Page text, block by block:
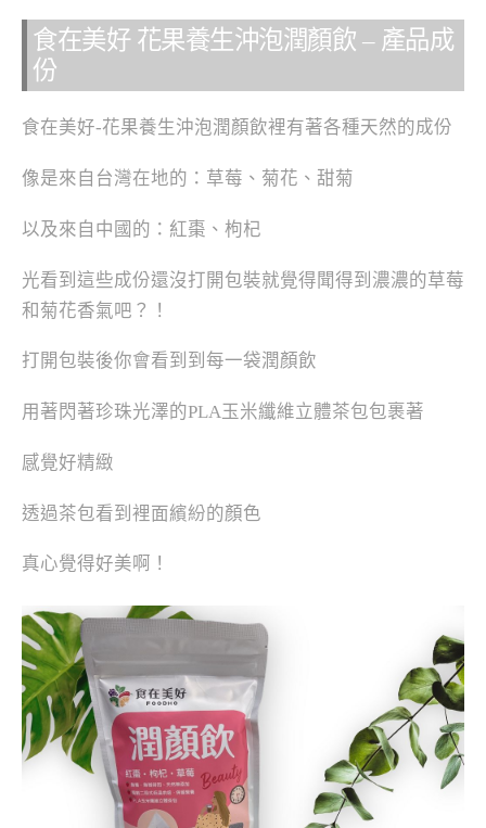
食在美好 花果養生沖泡潤顏飲 – 產品成
份
食在美好-花果養生沖泡潤顏飲裡有著各種天然的成份
像是來自台灣在地的：草莓、菊花、甜菊
以及來自中國的：紅棗、枸杞
光看到這些成份還沒打開包裝就覺得聞得到濃濃的草莓
和菊花香氣吧？！
打開包裝後你會看到到每一袋潤顏飲
用著閃著珍珠光澤的PLA玉米纖維立體茶包包裹著
感覺好精緻
透過茶包看到裡面繽紛的顏色
真心覺得好美啊！